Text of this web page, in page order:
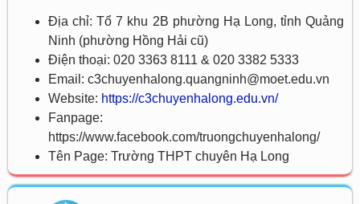
Địa chỉ: Tổ 7 khu 2B phường Hạ Long, tỉnh Quảng
Ninh (phường Hồng Hải cũ)
Điện thoại: 020 3363 8111 & 020 3382 5333
Email: c3chuyenhalong.quangninh@moet.edu.vn
Website: https://c3chuyenhalong.edu.vn/
Fanpage:
https://www.facebook.com/truongchuyenhalong/
Tên Page: Trường THPT chuyên Hạ Long